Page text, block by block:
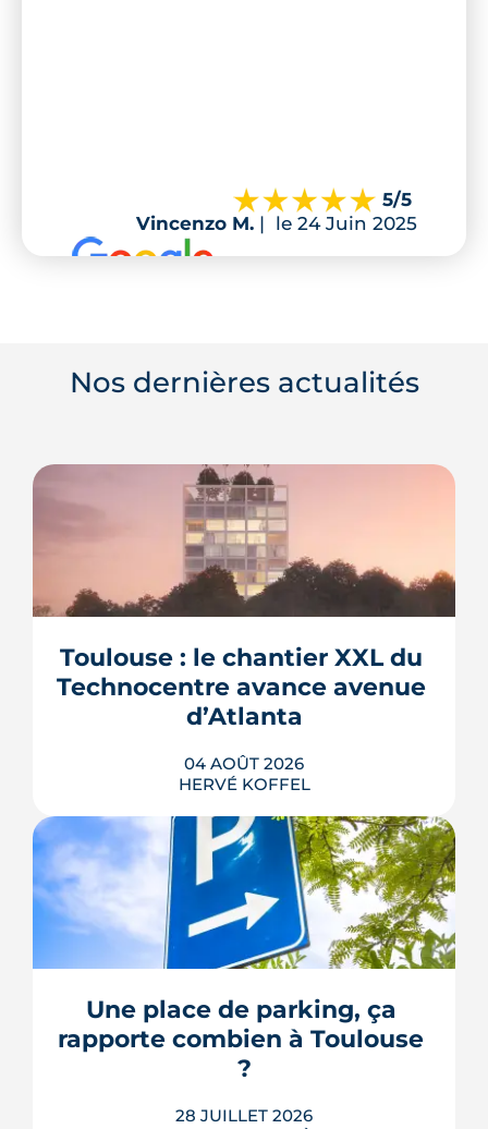
5/5
Vincenzo M. | le 24 Juin 2025
Nos dernières actualités
Toulouse : le chantier XXL du
Technocentre avance avenue
d’Atlanta
04 AOÛT 2026
HERVÉ KOFFEL
Avenue d'Atlanta, à la Roseraie, un
chantier de six hectares réorganise les
coulisses techniques de Toulouse
Métropole. Derrière les buttes de terre
déménagement de services, plusieurs
chiffrages officiels et un bras de fer
environnemental.
LIRE L'ARTICLE
Une place de parking, ça
rapporte combien à Toulouse
?
28 JUILLET 2026